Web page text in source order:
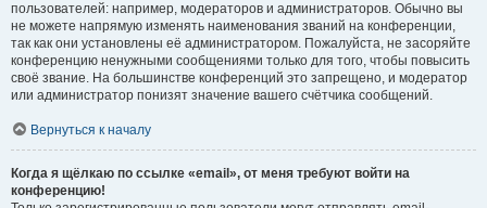
пользователей: например, модераторов и администраторов. Обычно вы
не можете напрямую изменять наименования званий на конференции,
так как они установлены её администратором. Пожалуйста, не засоряйте
конференцию ненужными сообщениями только для того, чтобы повысить
своё звание. На большинстве конференций это запрещено, и модератор
или администратор понизят значение вашего счётчика сообщений.
Вернуться к началу
Когда я щёлкаю по ссылке «email», от меня требуют войти на
конференцию!